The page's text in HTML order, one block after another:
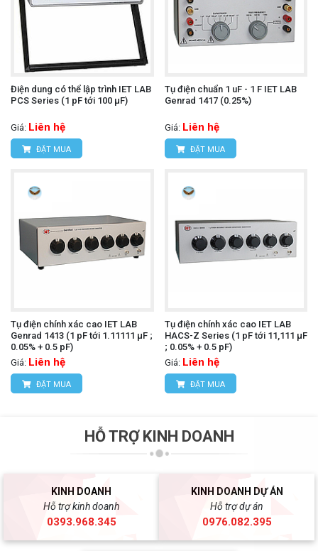
Điện dung có thể lập trình IET LAB
PCS Series (1 pF tới 100 µF)
Giá: Liên hệ
ĐẶT MUA
Tụ điện chuẩn 1 uF - 1 F IET LAB
Genrad 1417 (0.25%)
Giá: Liên hệ
ĐẶT MUA
Tụ điện chính xác cao IET LAB
Genrad 1413 (1 pF tới 1.11111 µF ;
0.05% + 0.5 pF)
Giá: Liên hệ
ĐẶT MUA
Tụ điện chính xác cao IET LAB
HACS-Z Series (1 pF tới 11,111 µF
; 0.05% + 0.5 pF)
Giá: Liên hệ
ĐẶT MUA
HỖ TRỢ KINH DOANH
KINH DOANH
Hỗ trợ kinh doanh
0393.968.345
KINH DOANH DỰ ÁN
Hỗ trợ dự án
0976.082.395